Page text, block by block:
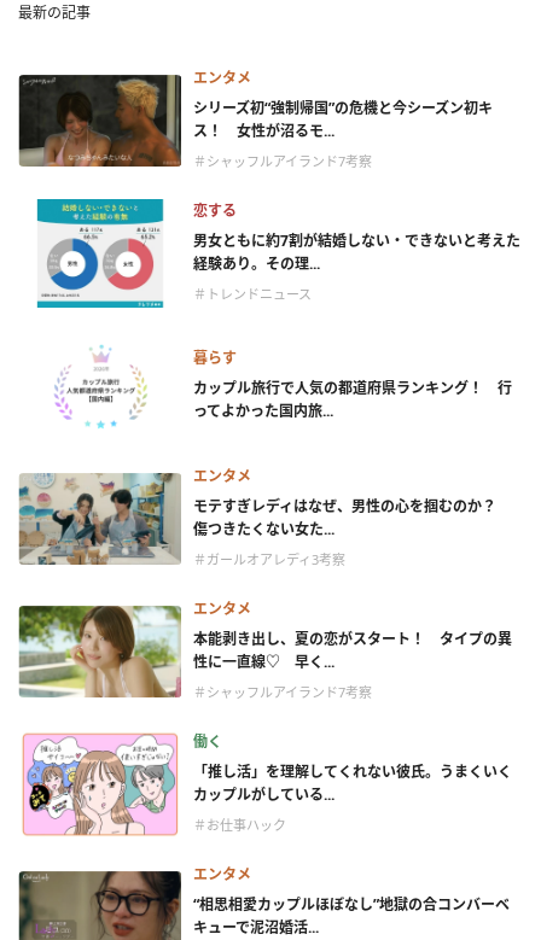
最新の記事
エンタメ
シリーズ初“強制帰国”の危機と今シーズン初キ
ス！ 女性が沼るモ...
＃シャッフルアイランド7考察
恋する
男女ともに約7割が結婚しない・できないと考えた
経験あり。その理...
＃トレンドニュース
暮らす
カップル旅行で人気の都道府県ランキング！ 行
ってよかった国内旅...
エンタメ
モテすぎレディはなぜ、男性の心を掴むのか？
傷つきたくない女た...
＃ガールオアレディ3考察
エンタメ
本能剥き出し、夏の恋がスタート！ タイプの異
性に一直線♡ 早く...
＃シャッフルアイランド7考察
働く
「推し活」を理解してくれない彼氏。うまくいく
カップルがしている...
＃お仕事ハック
エンタメ
“相思相愛カップルほぼなし”地獄の合コンバーベ
キューで泥沼婚活...